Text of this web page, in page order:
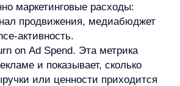
подставить выручку,
по прибыли, показатель
вложения дают результат
SEO, улучшение
опыта или долгие B2B-